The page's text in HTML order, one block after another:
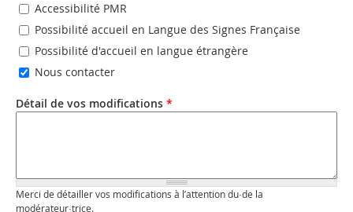
Accessibilité PMR
Possibilité accueil en Langue des Signes Française
Possibilité d'accueil en langue étrangère
Nous contacter
Détail de vos modifications *
Merci de détailler vos modifications à l’attention du·de la
modérateur·trice.